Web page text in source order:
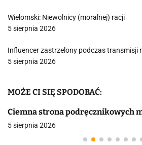
Wielomski: Niewolnicy (moralnej) racji
5 sierpnia 2026
Influencer zastrzelony podczas transmisji
5 sierpnia 2026
MOŻE CI SIĘ SPODOBAĆ:
Ciemna strona podręcznikowych
5 sierpnia 2026